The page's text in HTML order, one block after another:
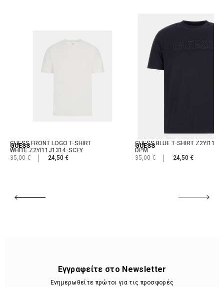
GUESS
GUESS FRONT LOGO T-SHIRT
WHITE Z2YI11J1314-SCFY
35,00 €
24,50 €
GUESS
GUESS BLUE T-SHIRT
DPM
35,00 €
24,50 €
Εγγραφείτε στο Newsletter
Ενημερωθείτε πρώτοι για τις προσφορές